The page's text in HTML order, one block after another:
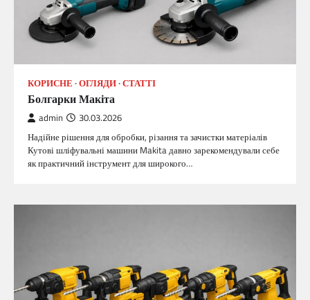
КОРИСНЕ ОГЛЯДИ СТАТТІ
Болгарки Макіта
admin 30.03.2026
Надійне рішення для обробки, різання та зачистки матеріалів
Кутові шліфувальні машини Makita давно зарекомендували себе
як практичний інструмент для широкого…